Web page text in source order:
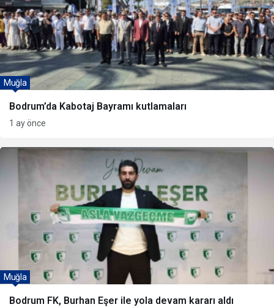
Bodrum’da Kabotaj Bayramı kutlamaları
Muğla
1 ay önce
Bodrum FK, Burhan Eşer ile yola devam kararı aldı
Muğla